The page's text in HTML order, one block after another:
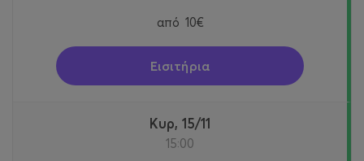
από 10€
Εισιτήρια
Κυρ, 15/11
15:00